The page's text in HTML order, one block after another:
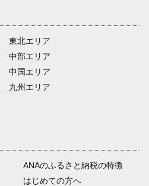
東北エリア
中部エリア
中国エリア
九州エリア
ANAのふるさと納税の特徴
はじめての方へ